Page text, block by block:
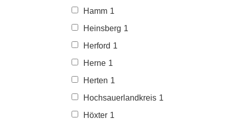
Hamm 1
Heinsberg 1
Herford 1
Herne 1
Herten 1
Hochsauerlandkreis 1
Höxter 1